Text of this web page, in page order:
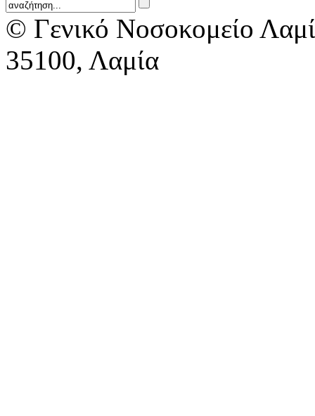
© Γενικό Νοσοκομείο
35100, Λαμία